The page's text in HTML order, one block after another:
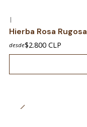
|
Hierba Rosa Rugosa
desde$2.800 CLP